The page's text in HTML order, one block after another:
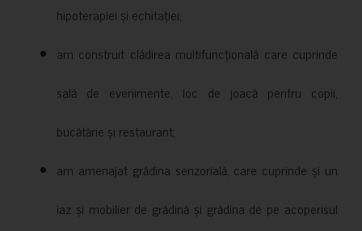
hipoterapiei și echitației;
am construit clădirea multifuncțională care cuprinde
sală de evenimente, loc de joacă pentru copii,
bucătărie și restaurant;
am amenajat grădina senzorială, care cuprinde și un
iaz și mobilier de grădină și grădina de pe acoperisul